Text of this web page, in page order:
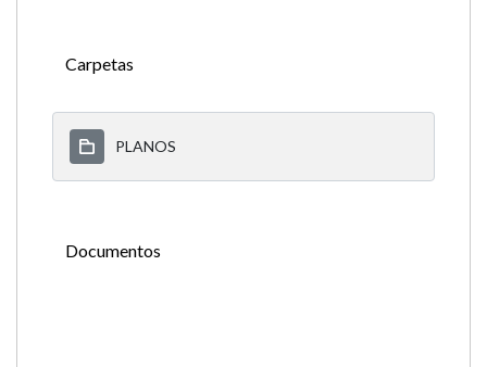
Carpetas
PLANOS
Documentos